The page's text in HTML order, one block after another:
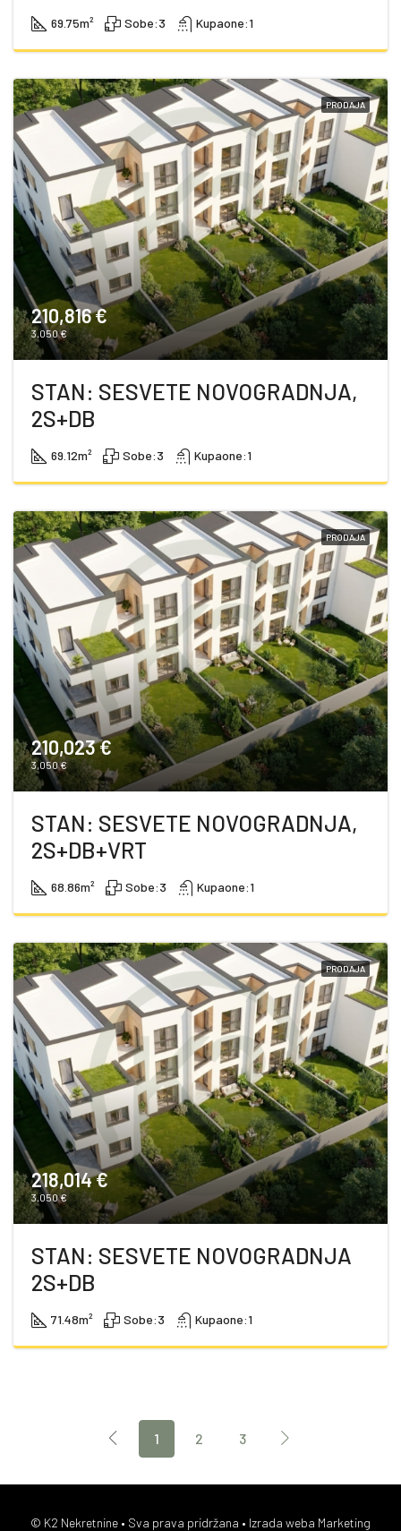
69.75m² Sobe:3 Kupaone:1
PRODAJA
210,816 €
3,050 €
STAN: SESVETE NOVOGRADNJA,
2S+DB
69.12m² Sobe:3 Kupaone:1
PRODAJA
210,023 €
3,050 €
STAN: SESVETE NOVOGRADNJA,
2S+DB+VRT
68.86m² Sobe:3 Kupaone:1
PRODAJA
218,014 €
3,050 €
STAN: SESVETE NOVOGRADNJA
2S+DB
71.48m² Sobe:3 Kupaone:1
1 2 3
© K2 Nekretnine • Sva prava pridržana • Izrada weba Marketing